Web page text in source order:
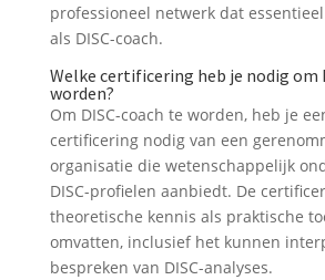
professioneel netwerk dat
als DISC-coach.
Welke certificering heb je nodig om
worden?
Om DISC-coach te worden, heb je
certificering nodig van een
organisatie die wetenschappelijk
DISC-profielen aanbiedt. De
theoretische kennis als praktische
omvatten, inclusief het kunnen
bespreken van DISC-analyses.